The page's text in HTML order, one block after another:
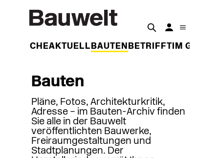
WOCHEAKTUELL BAUTEN BETRIFFT IM
Bauten
Pläne, Fotos, Architekturkritik,
Adresse – im Bauten-Archiv finden
Sie alle in der Bauwelt
veröffentlichten Bauwerke,
Freiraumgestaltungen und
Stadtplanungen. Der